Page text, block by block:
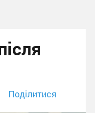
Поділитися